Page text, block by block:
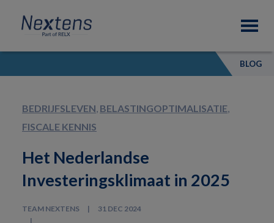
primary
navigation
content
footer
Nextens
Fiscaal
partner
van
BLOG
BEDRIJFSLEVEN, BELASTINGOPTIMALISATIE,
FISCALE KENNIS
Het Nederlandse
Investeringsklimaat in 2025
TEAM NEXTENS 31 DEC 2024